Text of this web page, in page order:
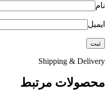
نام
ایمیل
Shipping & Delivery
محصولات مرتبط